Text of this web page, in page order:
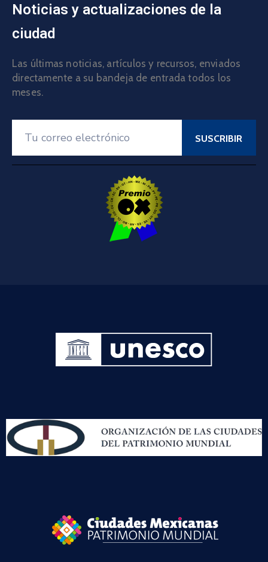
Noticias y actualizaciones de la
ciudad
Las últimas noticias, artículos y recursos, enviados
directamente a su bandeja de entrada todos los
meses.